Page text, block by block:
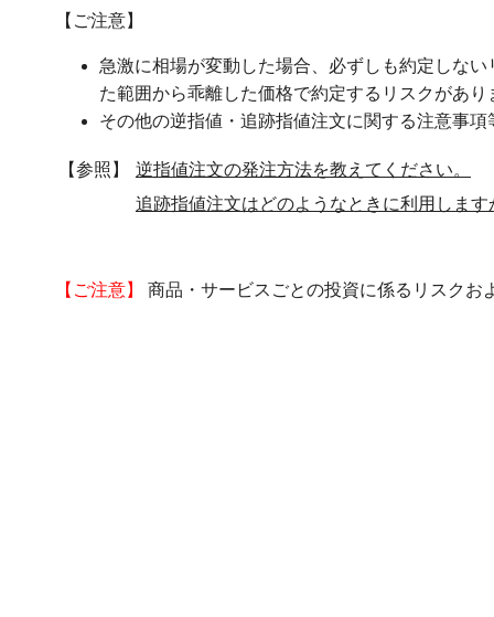
【ご注意】
急激に相場が変動した場合、必ずしも約定しな
た範囲から乖離した価格で約定するリスクがあり
その他の逆指値・追跡指値注文に関する注意事項
【参照】
逆指値注文の発注方法を教えてください。
追跡指値注文はどのようなときに利用します
【ご注意】 商品・サービスごとの投資に係るリスクお